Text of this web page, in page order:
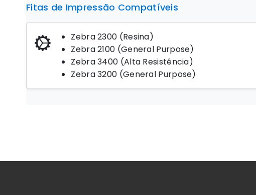
Fitas de Impressão Compatíveis
Zebra 2300 (Resina)
Zebra 2100 (General Purpose)
Zebra 3400 (Alta Resistência)
Zebra 3200 (General Purpose)